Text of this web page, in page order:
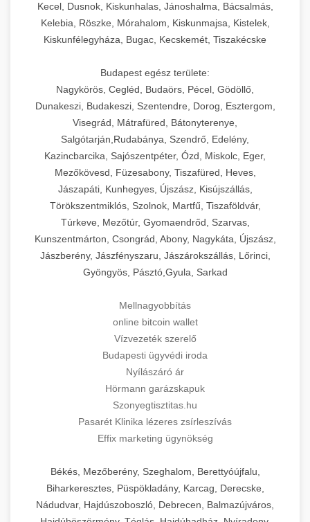
Kecel, Dusnok, Kiskunhalas, Jánoshalma, Bácsalmás,
Kelebia, Röszke, Mórahalom, Kiskunmajsa, Kistelek,
Kiskunfélegyháza, Bugac, Kecskemét, Tiszakécske
Budapest egész területe:
Nagykörös, Cegléd, Budaörs, Pécel, Gödöllő,
Dunakeszi, Budakeszi, Szentendre, Dorog, Esztergom,
Visegrád, Mátrafüred, Bátonyterenye,
Salgótarján,Rudabánya, Szendrő, Edelény,
Kazincbarcika, Sajószentpéter, Ózd, Miskolc, Eger,
Mezőkövesd, Füzesabony, Tiszafüred, Heves,
Jászapáti, Kunhegyes, Újszász, Kisújszállás,
Törökszentmiklós, Szolnok, Martfű, Tiszaföldvár,
Túrkeve, Mezőtúr, Gyomaendrőd, Szarvas,
Kunszentmárton, Csongrád, Abony, Nagykáta, Újszász,
Jászberény, Jászfényszaru, Jászárokszállás, Lőrinci,
Gyöngyös, Pásztó,Gyula, Sarkad
Mellnagyobbítás
online bitcoin wallet
Vízvezeték szerelő
Budapesti ügyvédi iroda
Nyílászáró ár
Hörmann garázskapuk
Szonyegtisztitas.hu
Pasarét Klinika lézeres zsírleszívás
Effix marketing ügynökség
Békés, Mezőberény, Szeghalom, Berettyóújfalu,
Biharkeresztes, Püspökladány, Karcag, Derecske,
Nádudvar, Hajdúszoboszló, Debrecen, Balmazújváros,